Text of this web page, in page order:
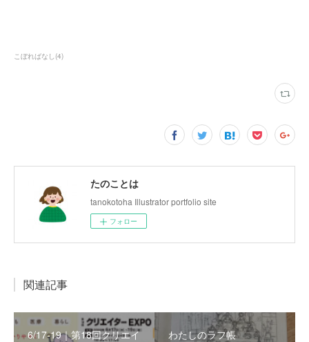
こぼればなし (4)
たのことは
tanokotoha Illustrator portfolio site
フォロー
関連記事
6/17-19｜第18回クリエイ
わたしのラフ帳